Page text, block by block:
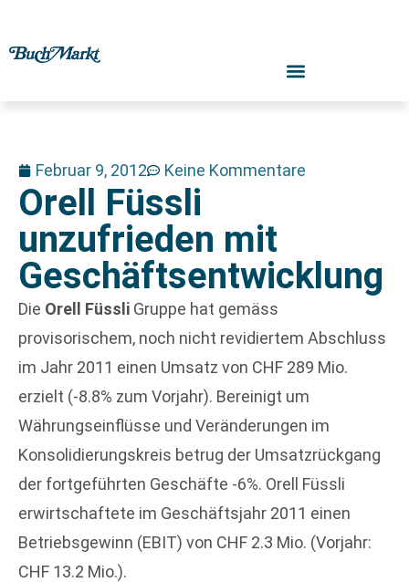
Februar 9, 2012 Keine Kommentare
Orell Füssli
unzufrieden mit
Geschäftsentwicklung
Die Orell Füssli Gruppe hat gemäss
provisorischem, noch nicht revidiertem Abschluss
im Jahr 2011 einen Umsatz von CHF 289 Mio.
erzielt (-8.8% zum Vorjahr). Bereinigt um
Währungseinflüsse und Veränderungen im
Konsolidierungskreis betrug der Umsatzrückgang
der fortgeführten Geschäfte -6%. Orell Füssli
erwirtschaftete im Geschäftsjahr 2011 einen
Betriebsgewinn (EBIT) von CHF 2.3 Mio. (Vorjahr:
CHF 13.2 Mio.).